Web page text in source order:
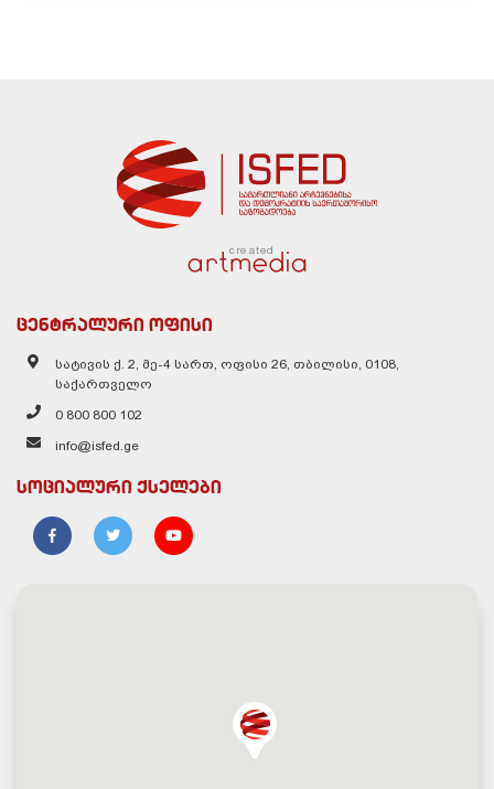
created
ცენტრალური ოფისი
სატივის ქ. 2, მე-4 სართ, ოფისი 26, თბილისი, 0108,
საქართველო
0 800 800 102
info@isfed.ge
სოციალური ქსელები